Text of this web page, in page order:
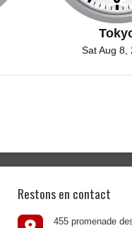
Sat Aug 8,
Restons en contact
455 promenade